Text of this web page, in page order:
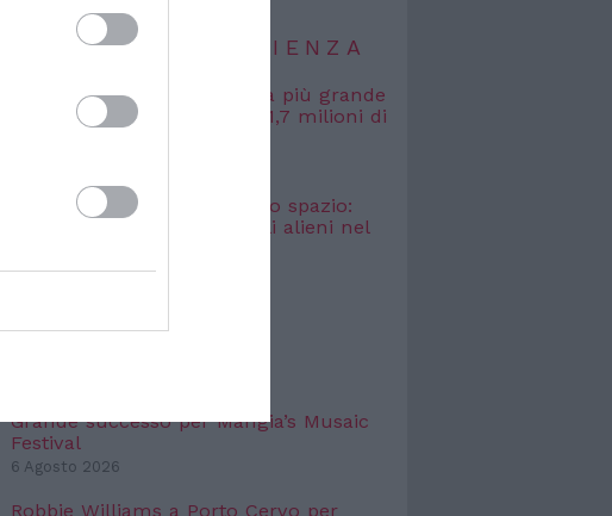
NOTIZIE DI SCIENZA
IC 1101, misurata la galassia più grande
conosciuta: si estende per 1,7 milioni di
“Fari cosmici” nascosti nello spazio:
potremmo cercare i segnali alieni nel
4 Agosto 2026
Grande successo per Mangia’s Musaic
Festival
6 Agosto 2026
Robbie Williams a Porto Cervo per